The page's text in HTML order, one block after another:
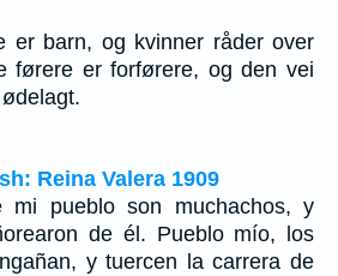
er barn, og kvinner råder over
førere er forførere, og den vei
Reina Valera 1909
mi pueblo son muchachos, y
de él. Pueblo mío, los
y tuercen la carrera de